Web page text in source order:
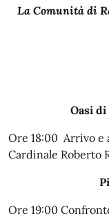
La Comunità di
Oasi
Ore 18:00 Arrivo e
Cardinale Roberto
Ore 19:00